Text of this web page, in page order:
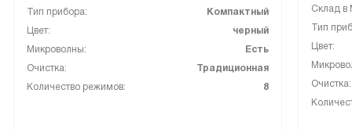
Тип прибора:
Компактный
Цвет:
черный
Микроволны:
Есть
Очистка:
Традиционная
Количество режимов:
8
Склад в
Тип
Цвет:
Очистка: